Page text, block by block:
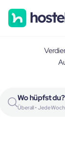
Wo hüpfst du?
Überall • Jede